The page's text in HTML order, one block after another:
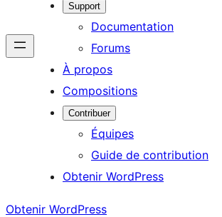
Support
Documentation
Forums
À propos
Compositions
Contribuer
Équipes
Guide de contribution
Obtenir WordPress
Obtenir WordPress